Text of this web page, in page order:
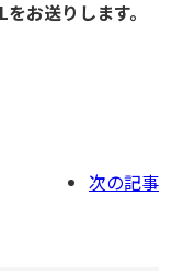
お送りします。
次の記事